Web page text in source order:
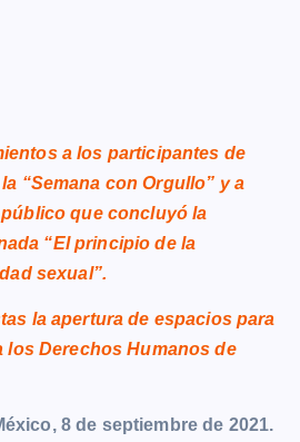
a los participantes de
“Semana con Orgullo” y a
que concluyó la
“El principio de la
sexual”.
la apertura de espacios para
los Derechos Humanos de
8 de septiembre de 2021.